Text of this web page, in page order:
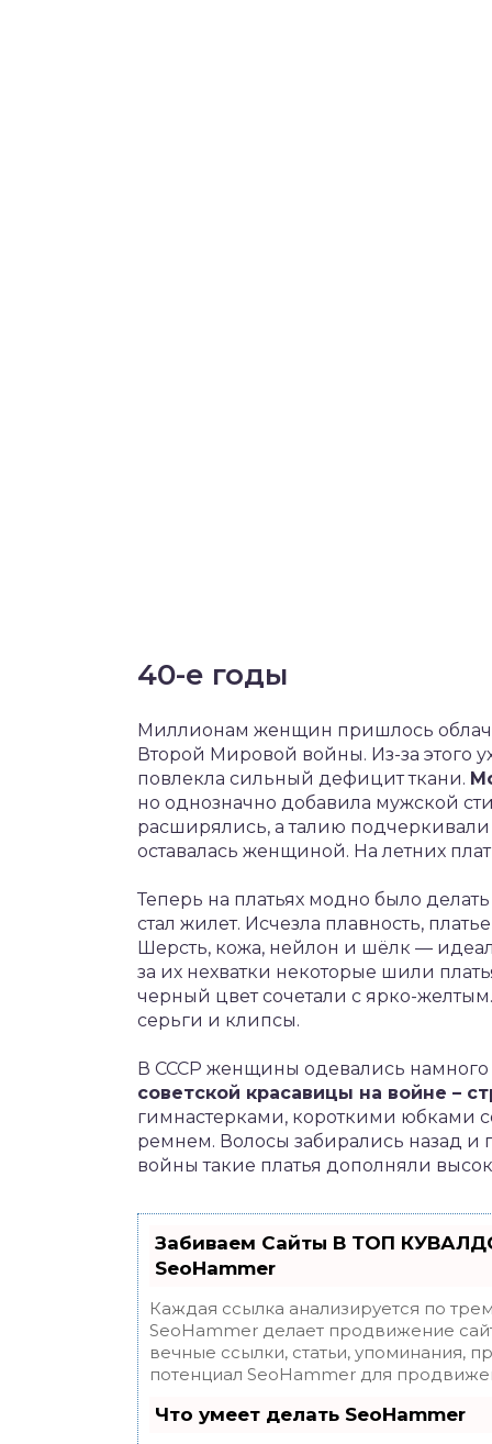
40-е годы
Миллионам женщин пришлось
Второй Мировой войны. Из-за этого
повлекла сильный дефицит ткани.
но однозначно добавила мужской
расширялись, а талию
оставалась женщиной. На летних
Теперь на платьях модно было
стал жилет. Исчезла плавность,
Шерсть, кожа, нейлон и шёлк —
за их нехватки некоторые шили
черный цвет сочетали с ярко-
серьги и клипсы.
В СССР женщины одевались
советской красавицы на войне –
гимнастерками, короткими юбками
ремнем. Волосы забирались назад
войны такие платья дополняли
Забиваем Сайты В ТОП
SeoHammer
Каждая ссылка анализируется по
SeoHammer делает продвижение
вечные ссылки, статьи, упоминания,
потенциал SeoHammer для
Что умеет делать SeoHammer